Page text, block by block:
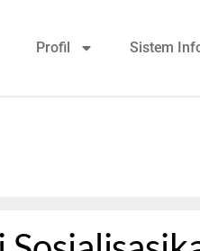
Profil Sistem